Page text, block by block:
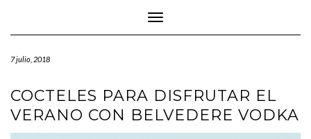
Cambiar modo de navegación
7 julio, 2018
COCTELES PARA DISFRUTAR EL
VERANO CON BELVEDERE VODKA